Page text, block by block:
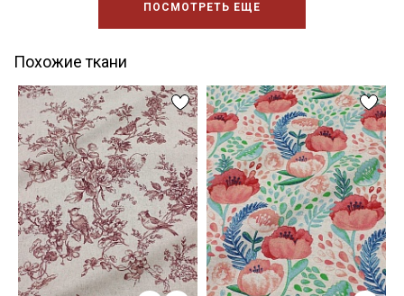
ПОСМОТРЕТЬ ЕЩЕ
Похожие ткани